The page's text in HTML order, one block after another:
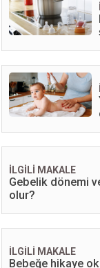
İLGİLİ MAKALE
Gebelik dönemi
olur?
İLGİLİ MAKALE
Bebeğe hikaye